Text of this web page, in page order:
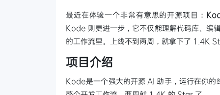
最近在体验一个非常有意思的开源项目：
Kode 则更进一步，它不仅能理解代码库、编
的工作流里。上线不到两周，就拿下了 1.4K
项目介绍
Kode是一个强大的开源 AI 助手，运行在你的